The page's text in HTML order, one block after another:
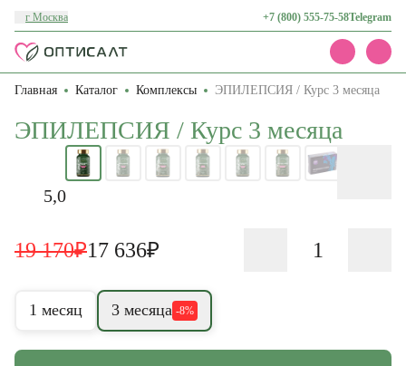
г Москва +7 (800) 555-75-58Telegram
Каталог
Доставка и оплата
О нас
Контакты
Главная Каталог Комплексы ЭПИЛЕПСИЯ / Курс 3 месяца
ЭПИЛЕПСИЯ / Курс 3 месяца
5,0
19 170₽17 636₽
1 месяц 3 месяца -8%